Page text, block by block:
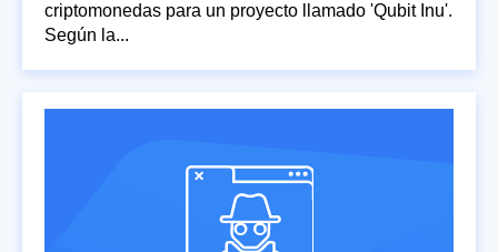
criptomonedas para un proyecto llamado 'Qubit Inu'.
Según la...